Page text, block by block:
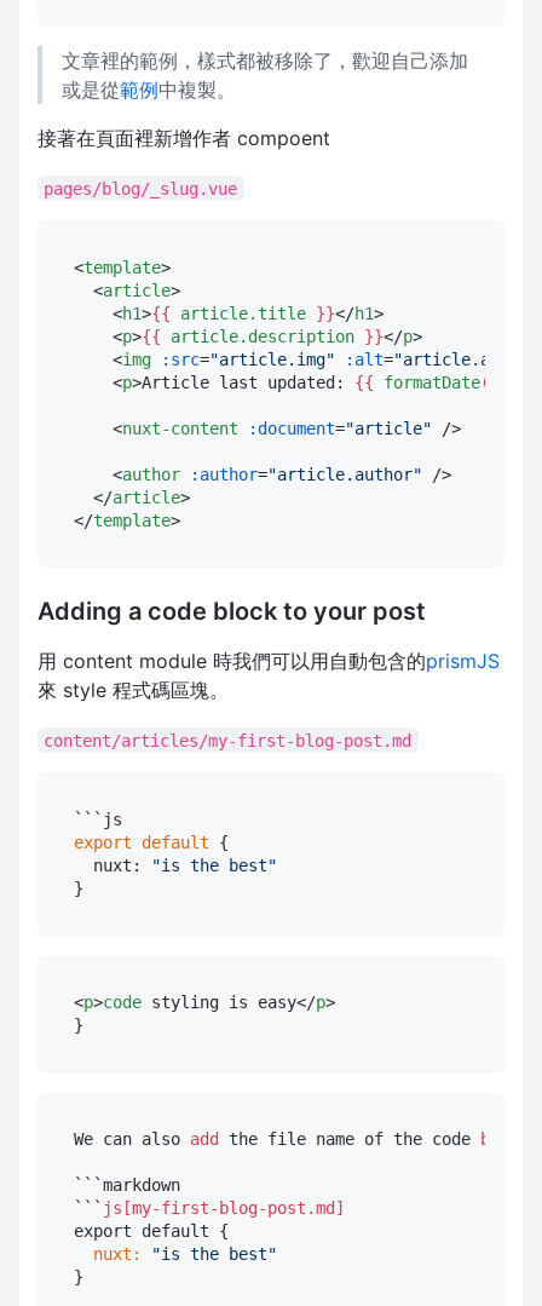
文章裡的範例，樣式都被移除了，歡迎自己添加
或是從範例中複製。
接著在頁面裡新增作者 compoent
pages/blog/_slug.vue
<template>
<article>
<h1>{{ article.title }}</h1>
<p>{{ article.description }}</p>
<img :src="article.img" :alt="article.alt"
<p>Article last updated: {{ formatDate(
<nuxt-content :document="article" />
<author :author="article.author" />
</article>
</template>
Adding a code block to your post
用 content module 時我們可以用自動包含的prismJS
來 style 程式碼區塊。
content/articles/my-first-blog-post.md
export default {
  nuxt:
"is the best"
<p>code styling is easy</p>
We can also add the file name of the code block
```markdown
```
  nuxt:
"is the best"